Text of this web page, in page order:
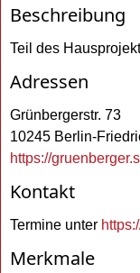
Beschreibung
Teil des
Adressen
Grünbergerstr. 73
10245 Berlin-
https://
Kontakt
Termine unter
Merkmale